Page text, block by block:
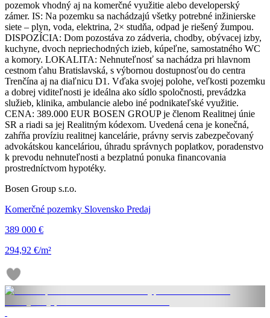
pozemok vhodný aj na komerčné využitie alebo developerský
zámer. IS: Na pozemku sa nachádzajú všetky potrebné inžinierske
siete – plyn, voda, elektrina, 2× studňa, odpad je riešený žumpou.
DISPOZÍCIA: Dom pozostáva zo zádveria, chodby, obývacej izby,
kuchyne, dvoch nepriechodných izieb, kúpeľne, samostatného WC
a komory. LOKALITA: Nehnuteľnosť sa nachádza pri hlavnom
cestnom ťahu Bratislavská, s výbornou dostupnosťou do centra
Trenčína aj na diaľnicu D1. Vďaka svojej polohe, veľkosti pozemku
a dobrej viditeľnosti je ideálna ako sídlo spoločnosti, prevádzka
služieb, klinika, ambulancie alebo iné podnikateľské využitie.
CENA: 389.000 EUR BOSEN GROUP je členom Realitnej únie
SR a riadi sa jej Realitným kódexom. Uvedená cena je konečná,
zahŕňa províziu realitnej kancelárie, právny servis zabezpečovaný
advokátskou kanceláriou, úhradu správnych poplatkov, poradenstvo
k prevodu nehnuteľnosti a bezplatnú ponuka financovania
prostredníctvom hypotéky.
Bosen Group s.r.o.
Komerčné pozemky Slovensko Predaj
389 000 €
294,92 €/m²